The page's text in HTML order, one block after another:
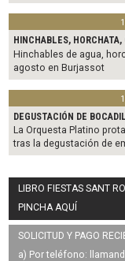
HINCHABLES, HORCHATA,
Hinchables de agua,
agosto en Burjassot
DEGUSTACIÓN DE
La Orquesta Platino
tras la degustación de
LIBRO FIESTAS SANT
PINCHA AQUÍ
SOLICITUD Y PAGO
a) Por teléfono: